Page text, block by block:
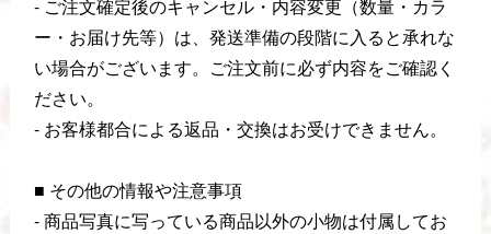
- ご注文確定後のキャンセル・内容変更（数量・カラ
ー・お届け先等）は、発送準備の段階に入ると承れな
い場合がございます。ご注文前に必ず内容をご確認く
ださい。
- お客様都合による返品・交換はお受けできません。
■ その他の情報や注意事項
- 商品写真に写っている商品以外の小物は付属してお